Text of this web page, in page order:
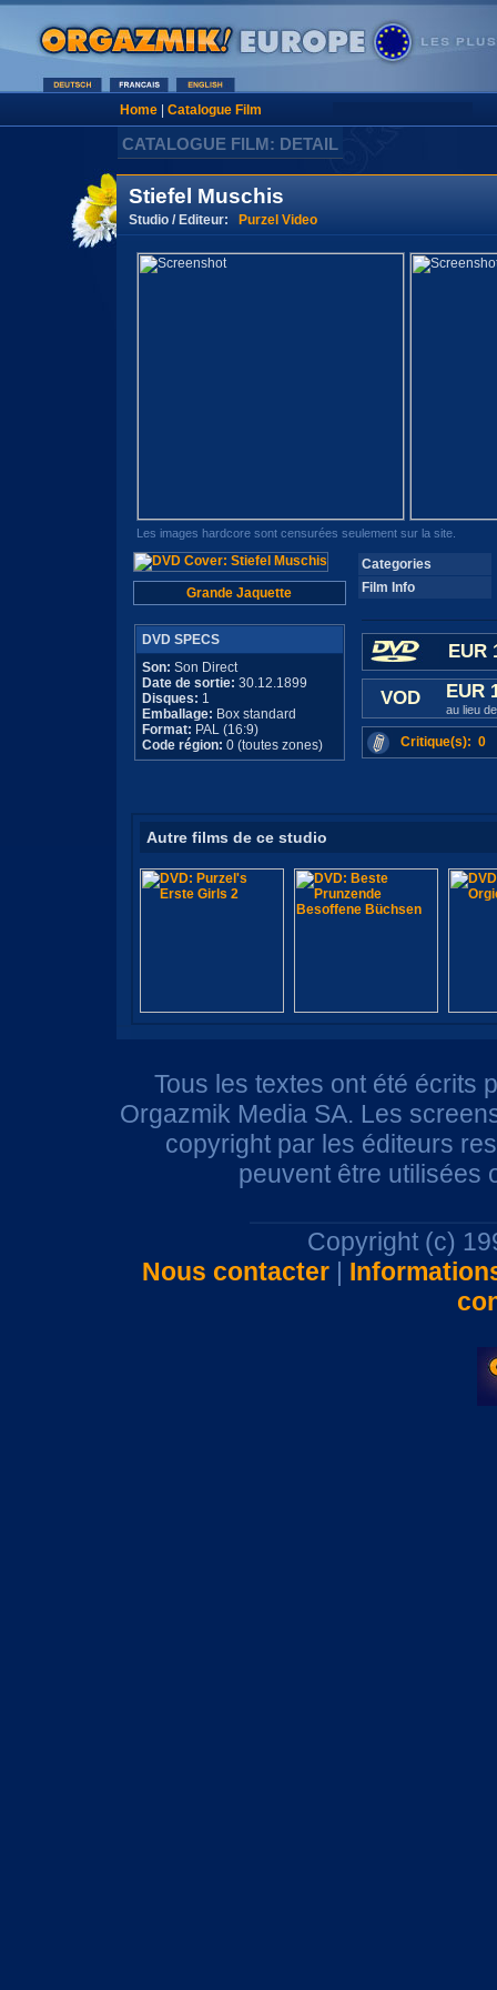
Home| Catalogue Film
CATALOGUE FILM: DETAIL
Stiefel Muschis
Studio / Editeur: Purzel Video
Les images hardcore sont censurées seulement sur la site.
Grande Jaquette
DVD SPECS
Son: Son Direct
Date de sortie: 30.12.1899
Disques: 1
Emballage: Box standard
Format: PAL (16:9)
Code région: 0 (toutes zones)
Categories
Film Info
EUR
VOD EUR
au lieu
Critique(s): 0
Autre films de ce studio
Tous les textes ont été écrits
Orgazmik Media SA. Les
copyright par les éditeurs
peuvent être utilisées
Copyright (c)
Nous contacter|